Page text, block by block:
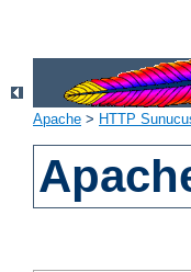
Apache > HTTP